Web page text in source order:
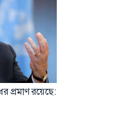
প্রমাণ রয়েছে: